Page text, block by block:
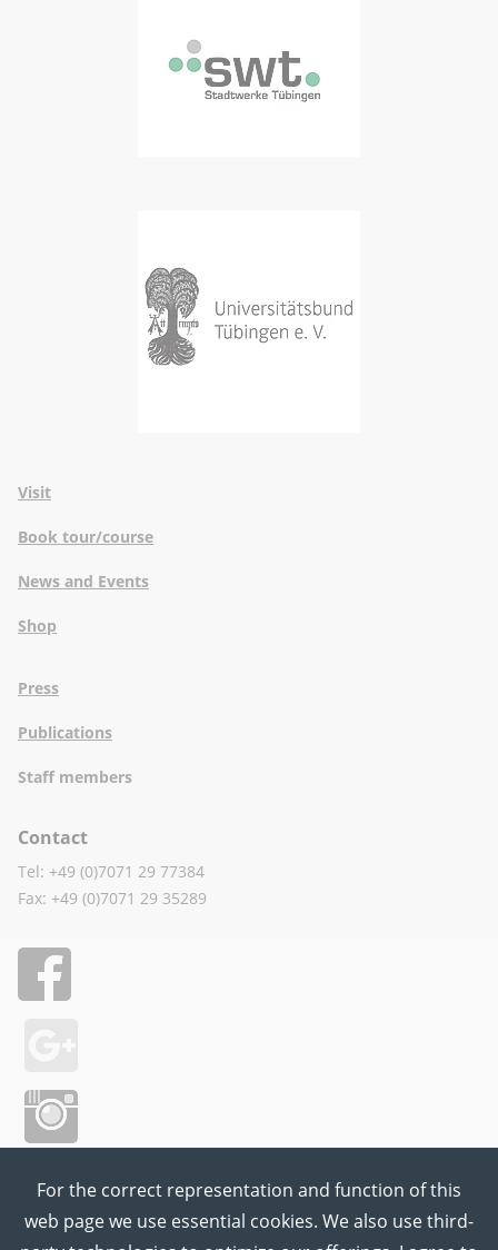
Visit
Book tour/course
News and Events
Shop
Press
Publications
Staff members
Contact
Tel: +49 (0)7071 29 77384
Fax: +49 (0)7071 29 35289
For the correct representation and function of this
web page we use essential cookies. We also use third-